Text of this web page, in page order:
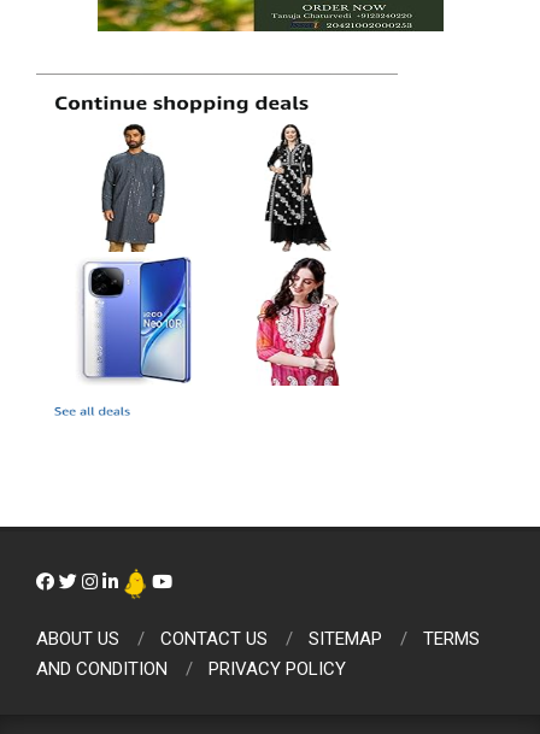
ABOUT US CONTACT US SITEMAP
TERMS
AND CONDITION
PRIVACY POLICY